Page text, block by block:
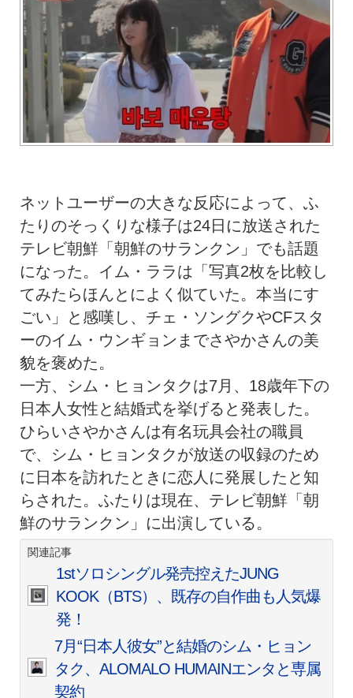
ネットユーザーの大きな反応によって、ふ
たりのそっくりな様子は24日に放送された
テレビ朝鮮「朝鮮のサランクン」でも話題
になった。イム・ララは「写真2枚を比較し
てみたらほんとによく似ていた。本当にす
ごい」と感嘆し、チェ・ソングクやCFスタ
ーのイム・ウンギョンまでさやかさんの美
貌を褒めた。
一方、シム・ヒョンタクは7月、18歳年下の
日本人女性と結婚式を挙げると発表した。
ひらいさやかさんは有名玩具会社の職員
で、シム・ヒョンタクが放送の収録のため
に日本を訪れたときに恋人に発展したと知
らされた。ふたりは現在、テレビ朝鮮「朝
鮮のサランクン」に出演している。
関連記事
1stソロシングル発売控えたJUNG
KOOK（BTS）、既存の自作曲も人気爆
発！
7月“日本人彼女”と結婚のシム・ヒョン
タク、ALOMALO HUMAINエンタと専属
契約